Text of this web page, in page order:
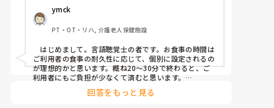
ymck
PT・OT・リハ, 介護老人保健施設
はじめまして。言語聴覚士の者です。お食事の時間は
ご利用者の食事の耐久性に応じて、個別に設定されるの
が理想的かと思います。概ね20〜30分で終わると、ご
利用者にもご負担が少なくて済むと思います。
嚥下機能が低下している人に限らずですが、お食事も
回答をもっと見る